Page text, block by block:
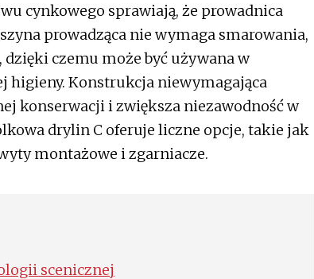
cynkowego sprawiają, że prowadnica
prowadząca nie wymaga smarowania,
czemu może być używana w
higieny. Konstrukcja niewymagająca
konserwacji i zwiększa niezawodność w
drylin C oferuje liczne opcje, takie jak
montażowe i zgarniacze.